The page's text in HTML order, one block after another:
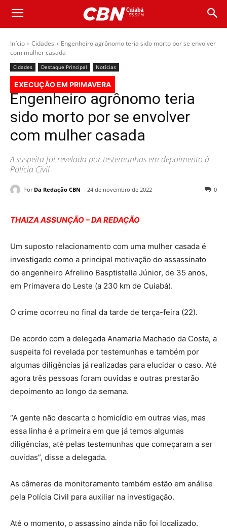
Início Cidades
Engenheiro agrônomo teria sido morto por se envolver
com mulher casada
Cidades Destaque Principal Notícias
EXECUÇÃO EM PRIMAVERA
Engenheiro agrônomo teria
sido morto por se envolver
com mulher casada
A suspeita foi revelada por testemunhas em depoimento à
Polícia Civil
Por Da Redação CBN 24 de novembro de 2022 0
THAIZA ASSUNÇÃO – DA REDAÇÃO
Um suposto relacionamento com uma mulher casada é
investigado como a principal motivação do assassinato
do engenheiro Afrelino Basptistella Júnior, de 35 anos,
em Primavera do Leste (a 230 km de Cuiabá).
O crime ocorreu no final da tarde de terça-feira (22).
De acordo com a delegada Anamaria Machado da Costa, a
suspeita foi revelada por testemunhas e também por
algumas diligências já realizadas para elucidar o caso. Até
agora três pessoas foram ouvidas e outras prestarão
depoimento ao longo da semana.
“A gente não descarta o homicídio em outras vias, mas
essa linha é a primeira em que já temos algumas
diligências, até pelas testemunhas que começaram a ser
ouvidas”, disse a delegada.
As câmeras de monitoramento também estão em análise
pela Polícia Civil para auxiliar na investigação.
Até o momento, o assassino ainda não foi localizado.